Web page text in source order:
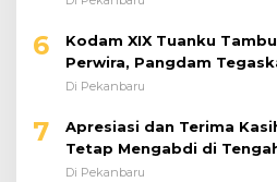
6
Kodam XIX Tuanku
Perwira, Pangdam
Perkuat Kinerja Satuan
Di Pekanbaru
7
Apresiasi dan Terima
Tetap Mengabdi di
Di Pekanbaru